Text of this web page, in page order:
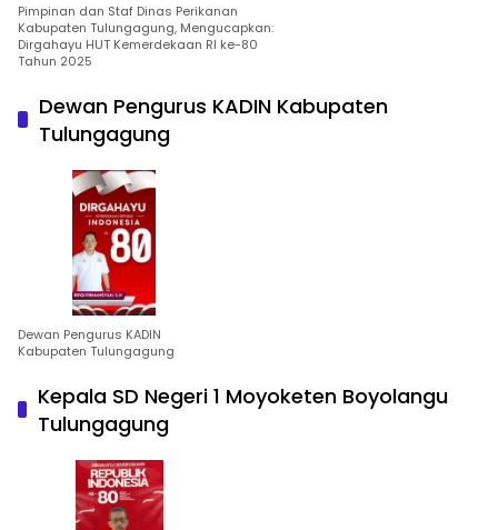
Pimpinan dan Staf Dinas Perikanan
Kabupaten Tulungagung, Mengucapkan:
Dirgahayu HUT Kemerdekaan RI ke-80
Tahun 2025
Dewan Pengurus KADIN Kabupaten
Tulungagung
Dewan Pengurus KADIN
Kabupaten Tulungagung
Kepala SD Negeri 1 Moyoketen Boyolangu
Tulungagung